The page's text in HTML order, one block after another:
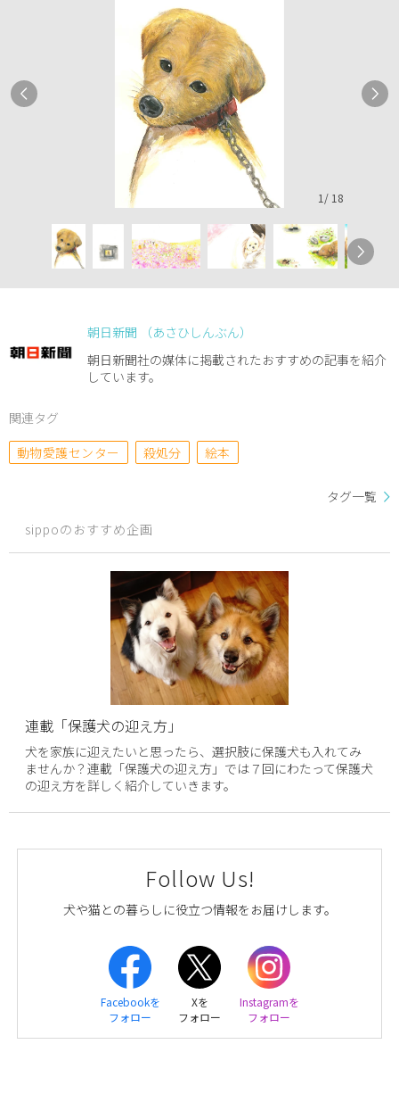
1 / 18
朝日新聞 （あさひしんぶん）
朝日新聞社の媒体に掲載されたおすすめの記事を紹介
しています。
関連タグ
動物愛護センター
殺処分 絵本
タグ一覧
sippoのおすすめ企画
連載「保護犬の迎え方」
犬を家族に迎えたいと思ったら、選択肢に保護犬も入れてみ
ませんか？連載「保護犬の迎え方」では７回にわたって保護犬
の迎え方を詳しく紹介していきます。
Follow Us!
犬や猫との暮らしに役立つ情報をお届けします。
Facebookを
フォロー
Xを
フォロー
Instagramを
フォロー